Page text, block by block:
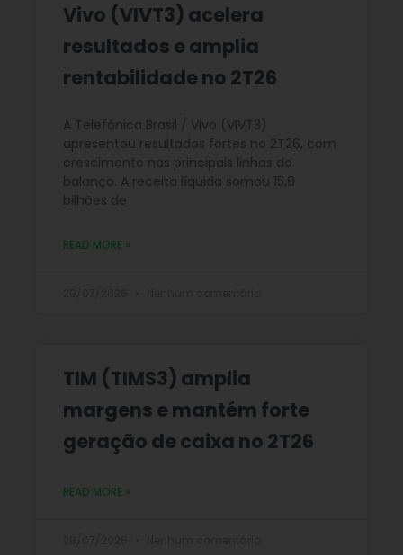
Vivo (VIVT3) acelera
resultados e amplia
rentabilidade no 2T26
A Telefônica Brasil / Vivo (VIVT3)
apresentou resultados fortes no 2T26, com
crescimento nas principais linhas do
balanço. A receita líquida somou 15,8
bilhões de
READ MORE »
TIM (TIMS3) amplia
margens e mantém forte
geração de caixa no 2T26
READ MORE »